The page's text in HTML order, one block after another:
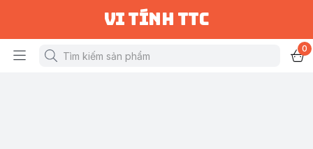
vi tính ttc
0